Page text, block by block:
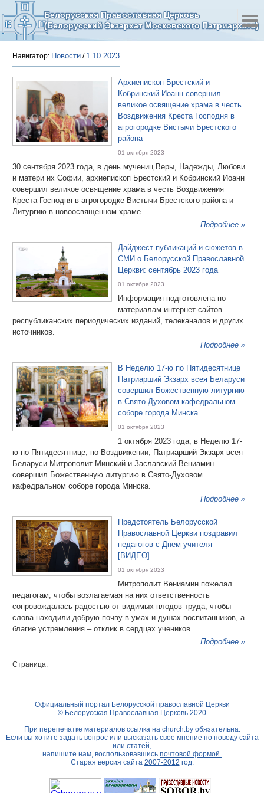
Белорусская Православная Церковь
(Белорусский Экзархат Московского Патриархата)
Навигатор: Новости / 1.10.2023
Архиепископ Брестский и
Кобринский Иоанн совершил
великое освящение храма в честь
Воздвижения Креста Господня в
агрогородке Вистычи Брестского
района
01 октября 2023
30 сентября 2023 года, в день мучениц Веры, Надежды, Любови
и матери их Софии, архиепископ Брестский и Кобринский Иоанн
совершил великое освящение храма в честь Воздвижения
Креста Господня в агрогородке Вистычи Брестского района и
Литургию в новоосвященном храме.
Подробнее »
Дайджест публикаций и сюжетов в
СМИ о Белорусской Православной
Церкви: сентябрь 2023 года
01 октября 2023
Информация подготовлена по
материалам интернет-сайтов
республиканских периодических изданий, телеканалов и других
источников.
Подробнее »
В Неделю 17-ю по Пятидесятнице
Патриарший Экзарх всея Беларуси
совершил Божественную литургию
в Свято-Духовом кафедральном
соборе города Минска
01 октября 2023
1 октября 2023 года, в Неделю 17-
ю по Пятидесятнице, по Воздвижении, Патриарший Экзарх всея
Беларуси Митрополит Минский и Заславский Вениамин
совершил Божественную литургию в Свято-Духовом
кафедральном соборе города Минска.
Подробнее »
Предстоятель Белорусской
Православной Церкви поздравил
педагогов с Днем учителя
[ВИДЕО]
01 октября 2023
Митрополит Вениамин пожелал
педагогам, чтобы возлагаемая на них ответственность
сопровождалась радостью от видимых плодов труда, чтобы
слова находили добрую почву в умах и душах воспитанников, а
благие устремления – отклик в сердцах учеников.
Подробнее »
Страница:
Официальный портал Белорусской православной Церкви
© Белорусская Православная Церковь 2020
При перепечатке материалов ссылка на church.byобязательна.
Если вы хотите задать вопрос или высказать свое мнение по поводу сайта
или статей,
напишите нам, воспользовавшись почтовой формой.
Старая версия сайта 2007-2012 год.